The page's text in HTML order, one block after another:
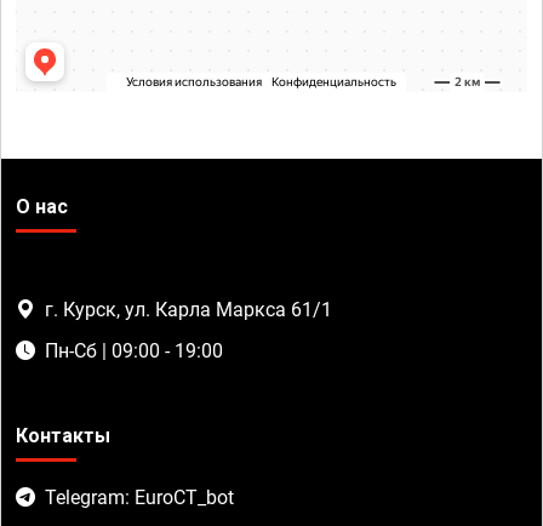
О нас
г. Курск, ул. Карла Маркса 61/1
Пн-Сб | 09:00 - 19:00
Контакты
Telegram: EuroCT_bot